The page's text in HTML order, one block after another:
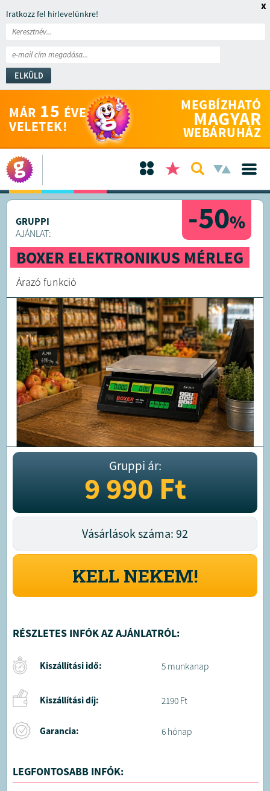
Iratkozz fel hírlevelünkre!
ELKÜLD
x
MÁR 15 ÉVE
VELETEK!
MEGBÍZHATÓ
MAGYAR
WEBÁRUHÁZ
-50%
GRUPPI
AJÁNLAT:
BOXER ELEKTRONIKUS MÉRLEG
Árazó funkció
Gruppi ár:
9 990Ft
Vásárlások száma: 92
KELL NEKEM!
RÉSZLETES INFÓK AZ AJÁNLATRÓL:
Kiszállítási idő: 5 munkanap
Kiszállítási díj: 2190 Ft
Garancia: 6 hónap
LEGFONTOSABB INFÓK: